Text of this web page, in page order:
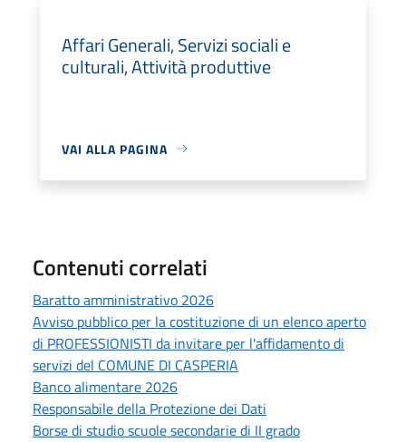
Affari Generali, Servizi sociali e
culturali, Attività produttive
VAI ALLA PAGINA
Contenuti correlati
Baratto amministrativo 2026
Avviso pubblico per la costituzione di un elenco aperto
di PROFESSIONISTI da invitare per l'affidamento di
servizi del COMUNE DI CASPERIA
Banco alimentare 2026
Responsabile della Protezione dei Dati
Borse di studio scuole secondarie di II grado